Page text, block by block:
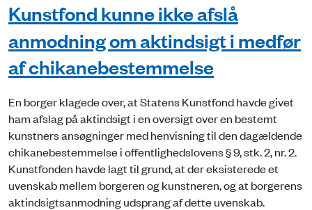
Kunstfond kunne ikke afslå
anmodning om aktindsigt i medfør
af chikanebestemmelse
En borger klagede over, at Statens Kunstfond havde givet
ham afslag på aktindsigt i en oversigt over en bestemt
kunstners ansøgninger med henvisning til den dagældende
chikanebestemmelse i offentlighedslovens § 9, stk. 2, nr. 2.
Kunstfonden havde lagt til grund, at der eksisterede et
uvenskab mellem borgeren og kunstneren, og at borgerens
aktindsigtsanmodning udsprang af dette uvenskab.